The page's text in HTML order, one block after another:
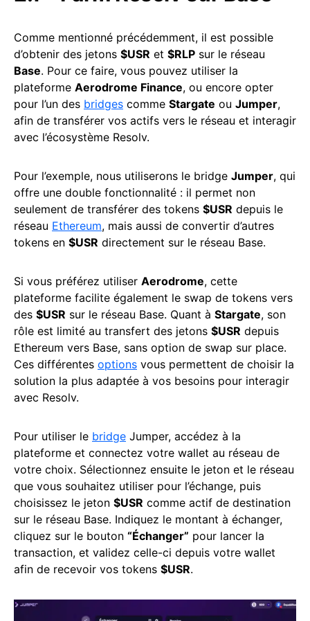
Comme mentionné précédemment, il est possible
d’obtenir des jetons $USR et $RLP sur le réseau
Base. Pour ce faire, vous pouvez utiliser la
plateforme Aerodrome Finance, ou encore opter
pour l’un des bridges comme Stargate ou Jumper,
afin de transférer vos actifs vers le réseau et interagir
avec l’écosystème Resolv.
Pour l’exemple, nous utiliserons le bridge Jumper, qui
offre une double fonctionnalité : il permet non
seulement de transférer des tokens $USR depuis le
réseau Ethereum, mais aussi de convertir d’autres
tokens en $USR directement sur le réseau Base.
Si vous préférez utiliser Aerodrome, cette
plateforme facilite également le swap de tokens vers
des $USR sur le réseau Base. Quant à Stargate, son
rôle est limité au transfert des jetons $USR depuis
Ethereum vers Base, sans option de swap sur place.
Ces différentes options vous permettent de choisir la
solution la plus adaptée à vos besoins pour interagir
avec Resolv.
Pour utiliser le bridge Jumper, accédez à la
plateforme et connectez votre wallet au réseau de
votre choix. Sélectionnez ensuite le jeton et le réseau
que vous souhaitez utiliser pour l’échange, puis
choisissez le jeton $USR comme actif de destination
sur le réseau Base. Indiquez le montant à échanger,
cliquez sur le bouton “Échanger” pour lancer la
transaction, et validez celle-ci depuis votre wallet
afin de recevoir vos tokens $USR.